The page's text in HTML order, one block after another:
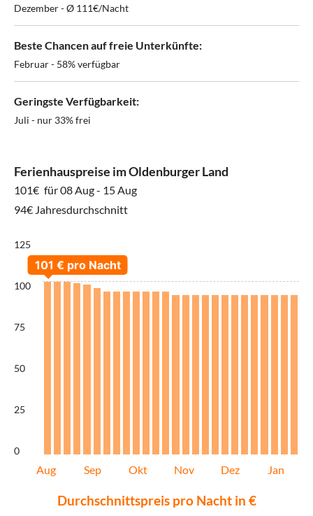
Dezember - Ø 111€/Nacht
Beste Chancen auf freie Unterkünfte:
Februar - 58% verfügbar
Geringste Verfügbarkeit:
Juli - nur 33% frei
Ferienhauspreise im Oldenburger Land
101€ für 08 Aug - 15 Aug
94€ Jahresdurchschnitt
125
100
75
50
25
0
Aug Sep Okt Nov Dez Jan
Durchschnittspreis pro Nacht in €